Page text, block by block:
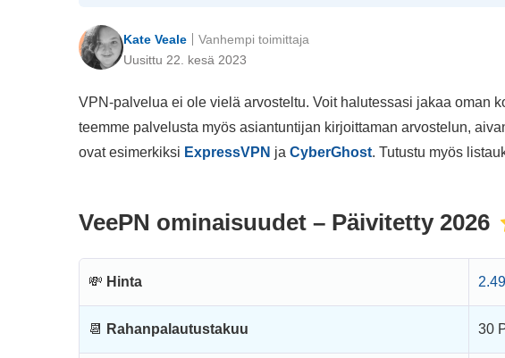
Kate Veale
Uusittu 22. kesä 2023
Vanhempi toimittaja
VPN-palvelua ei ole vielä arvosteltu. Voit halutessasi jakaa oman
teemme palvelusta myös asiantuntijan kirjoittaman arvostelun,
ovat esimerkiksi ExpressVPN ja CyberGhost. Tutustu myös
VeePN ominaisuudet – Päivitetty 2026
💸 Hinta
📆 Rahanpalautustakuu 30